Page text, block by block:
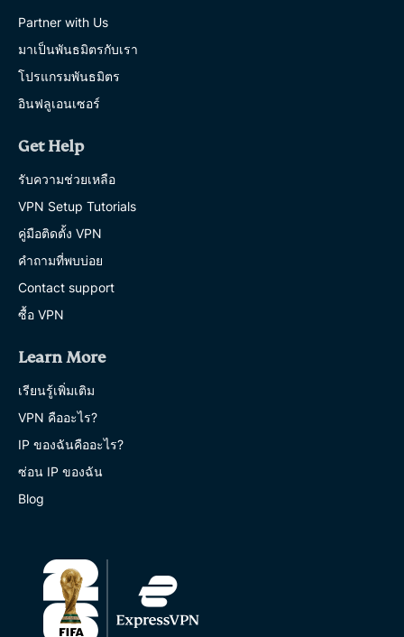
Partner with Us
มาเป็นพันธมิตรกับเรา
โปรแกรมพันธมิตร
อินฟลูเอนเซอร์
Get Help
รับความช่วยเหลือ
VPN Setup Tutorials
คู่มือติดตั้ง VPN
คำถามที่พบบ่อย
Contact support
ซื้อ VPN
Learn More
เรียนรู้เพิ่มเติม
VPN คืออะไร?
IP ของฉันคืออะไร?
ซ่อน IP ของฉัน
Blog